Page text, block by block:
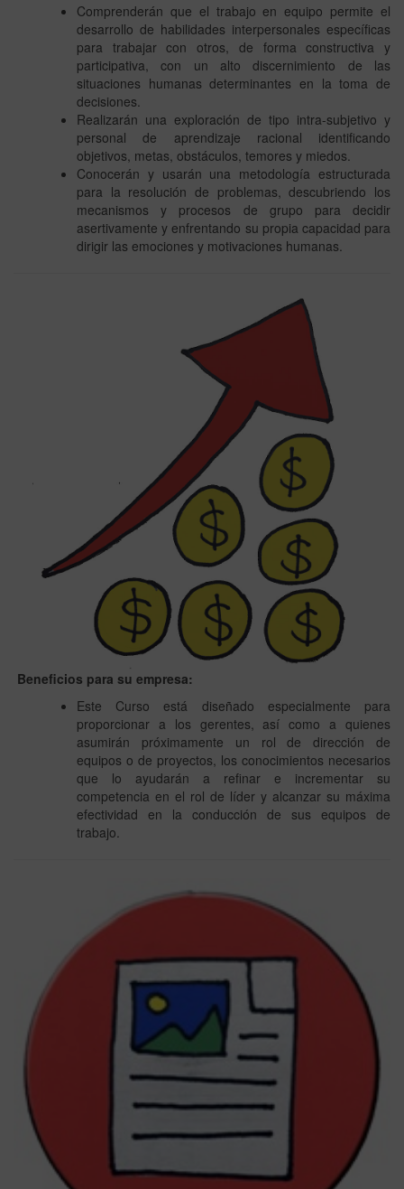
Comprenderán que el trabajo en equipo permite el
desarrollo de habilidades interpersonales específicas
para trabajar con otros, de forma constructiva y
participativa, con un alto discernimiento de las
situaciones humanas determinantes en la toma de
decisiones.
Realizarán una exploración de tipo intra-subjetivo y
personal de aprendizaje racional identificando
objetivos, metas, obstáculos, temores y miedos.
Conocerán y usarán una metodología estructurada
para la resolución de problemas, descubriendo los
mecanismos y procesos de grupo para decidir
asertivamente y enfrentando su propia capacidad para
dirigir las emociones y motivaciones humanas.
Beneficios para su empresa:
Este Curso está diseñado especialmente para
proporcionar a los gerentes, así como a quienes
asumirán próximamente un rol de dirección de
equipos o de proyectos, los conocimientos necesarios
que lo ayudarán a refinar e incrementar su
competencia en el rol de líder y alcanzar su máxima
efectividad en la conducción de sus equipos de
trabajo.